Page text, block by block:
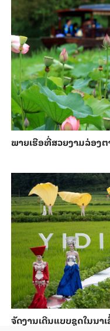
ພາຍ​ເຮືອທີ່​ສວຍ​ງາມ​ລ່ອ
ຈັດງານເດີນແບບຊຸດໃນນາເ